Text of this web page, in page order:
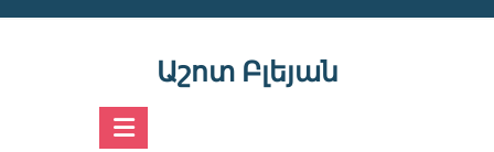
Աշոտ Բլեյան